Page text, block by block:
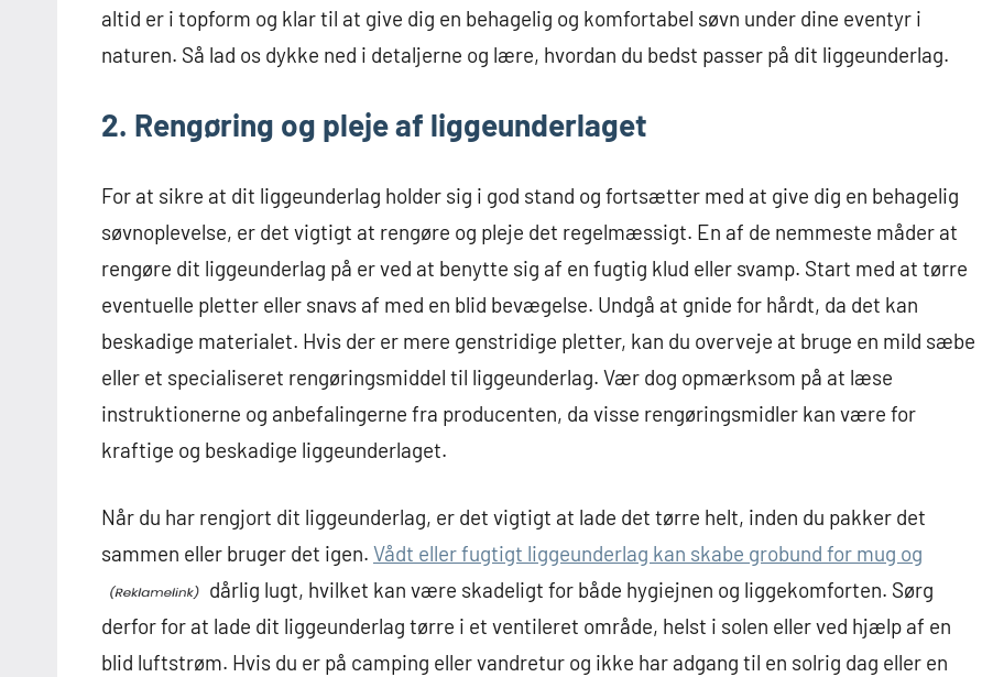
altid er i topform og klar til at give dig en behagelig og komfortabel søvn under dine eventyr i
naturen. Så lad os dykke ned i detaljerne og lære, hvordan du bedst passer på dit liggeunderlag.
2. Rengøring og pleje af liggeunderlaget
For at sikre at dit liggeunderlag holder sig i god stand og fortsætter med at give dig en behagelig
søvnoplevelse, er det vigtigt at rengøre og pleje det regelmæssigt. En af de nemmeste måder at
rengøre dit liggeunderlag på er ved at benytte sig af en fugtig klud eller svamp. Start med at tørre
eventuelle pletter eller snavs af med en blid bevægelse. Undgå at gnide for hårdt, da det kan
beskadige materialet. Hvis der er mere genstridige pletter, kan du overveje at bruge en mild sæbe
eller et specialiseret rengøringsmiddel til liggeunderlag. Vær dog opmærksom på at læse
instruktionerne og anbefalingerne fra producenten, da visse rengøringsmidler kan være for
kraftige og beskadige liggeunderlaget.
Når du har rengjort dit liggeunderlag, er det vigtigt at lade det tørre helt, inden du pakker det
sammen eller bruger det igen. Vådt eller fugtigt liggeunderlag kan skabe grobund for mug og
dårlig lugt, hvilket kan være skadeligt for både hygiejnen og liggekomforten. Sørg
derfor for at lade dit liggeunderlag tørre i et ventileret område, helst i solen eller ved hjælp af en
blid luftstrøm. Hvis du er på camping eller vandretur og ikke har adgang til en solrig dag eller en